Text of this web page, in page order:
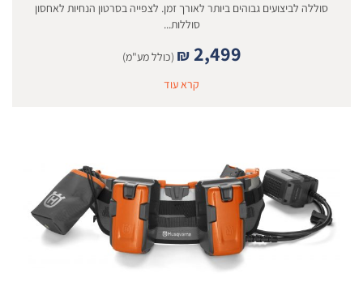
סוללה לביצועים גבוהים ביותר לאורך זמן. לצפייה בסרטון הנחיות לאחסון
סוללות...
₪ 2,499
(כולל מע"מ)
קרא עוד